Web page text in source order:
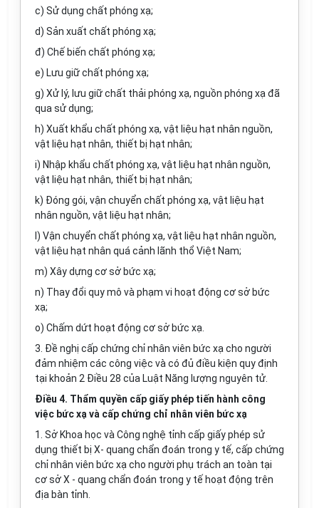
c) Sử dụng chất phóng xạ;
d) Sản xuất chất phóng xạ;
đ) Chế biến chất phóng xạ;
e) Lưu giữ chất phóng xạ;
g) Xử lý, lưu giữ chất thải phóng xạ, nguồn phóng xạ đã
qua sử dụng;
h) Xuất khẩu chất phóng xạ, vật liệu hạt nhân nguồn,
vật liệu hạt nhân, thiết bị hạt nhân;
i) Nhập khẩu chất phóng xạ, vật liệu hạt nhân nguồn,
vật liệu hạt nhân, thiết bị hạt nhân;
k) Đóng gói, vận chuyển chất phóng xạ, vật liệu hạt
nhân nguồn, vật liệu hạt nhân;
l) Vận chuyển chất phóng xạ, vật liệu hạt nhân nguồn,
vật liệu hạt nhân quá cảnh lãnh thổ Việt Nam;
m) Xây dựng cơ sở bức xạ;
n) Thay đổi quy mô và phạm vi hoạt động cơ sở bức
xạ;
o) Chấm dứt hoạt động cơ sở bức xạ.
3. Đề nghị cấp chứng chỉ nhân viên bức xạ cho người
đảm nhiệm các công việc và có đủ điều kiện quy định
tại khoản 2 Điều 28 của Luật Năng lượng nguyên tử.
Điều 4. Thẩm quyền cấp giấy phép tiến hành công
việc bức xạ và cấp chứng chỉ nhân viên bức xạ
1. Sở Khoa học và Công nghệ tỉnh cấp giấy phép sử
dụng thiết bị X- quang chẩn đoán trong y tế, cấp chứng
chỉ nhân viên bức xạ cho người phụ trách an toàn tại
cơ sở X - quang chẩn đoán trong y tế hoạt động trên
địa bàn tỉnh.